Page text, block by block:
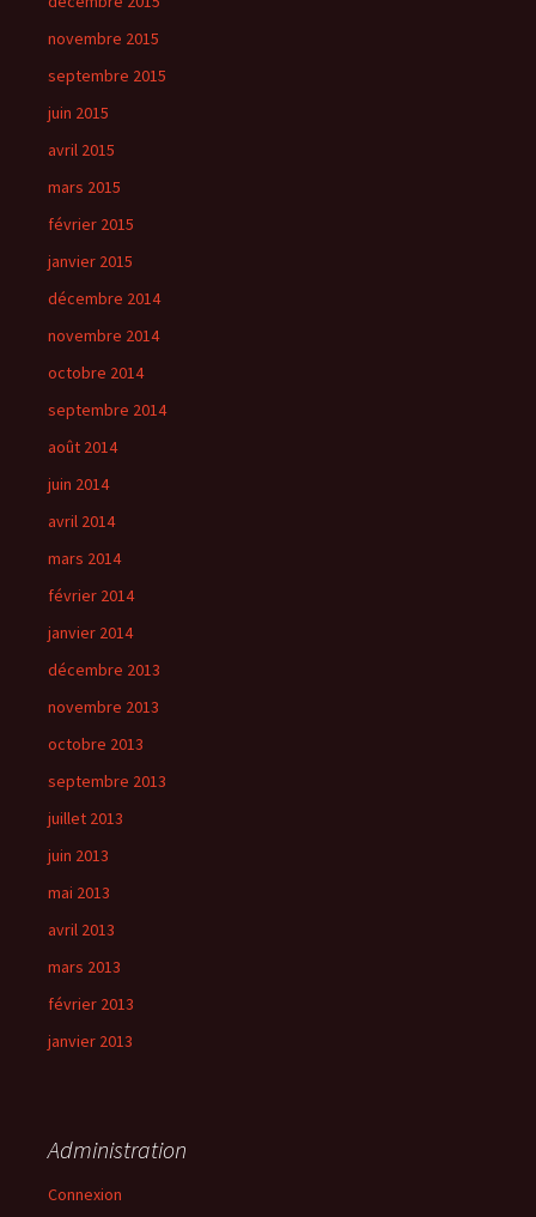
novembre 2015
septembre 2015
juin 2015
avril 2015
mars 2015
février 2015
janvier 2015
décembre 2014
novembre 2014
octobre 2014
septembre 2014
août 2014
juin 2014
avril 2014
mars 2014
février 2014
janvier 2014
décembre 2013
novembre 2013
octobre 2013
septembre 2013
juillet 2013
juin 2013
mai 2013
avril 2013
mars 2013
février 2013
janvier 2013
Administration
Connexion